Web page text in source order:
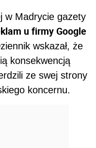
w Madrycie gazety
u firmy Google
wskazał, że
konsekwencją
ze swej strony
koncernu.